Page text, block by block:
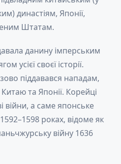
династіям, Японії,
Штатам.
данину імперським
усієї своєї історії.
піддавався нападам,
та Японії. Корейці
війни, а саме японське
роках, відоме як
війну 1636